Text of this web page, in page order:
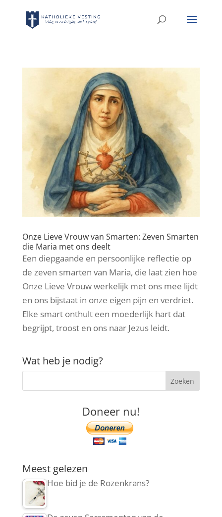
Onze Lieve Vrouw van Smarten: Zeven Smarten
die Maria met ons deelt
Een diepgaande en persoonlijke reflectie op
de zeven smarten van Maria, die laat zien hoe
Onze Lieve Vrouw werkelijk met ons mee lijdt
en ons bijstaat in onze eigen pijn en verdriet.
Elke smart onthult een moederlijk hart dat
begrijpt, troost en ons naar Jezus leidt.
Wat heb je nodig?
Doneer nu!
Meest gelezen
Hoe bid je de Rozenkrans?